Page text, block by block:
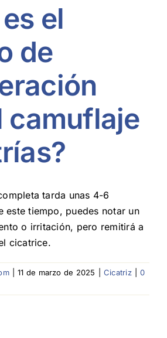
el
de
camuflaje
tarda unas 4-6
este tiempo, puedes notar un
o irritación, pero remitirá a
cicatrice.
11 de marzo de 2025 Cicatriz
0